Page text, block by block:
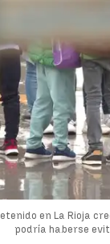
en La Rioja
podría haberse